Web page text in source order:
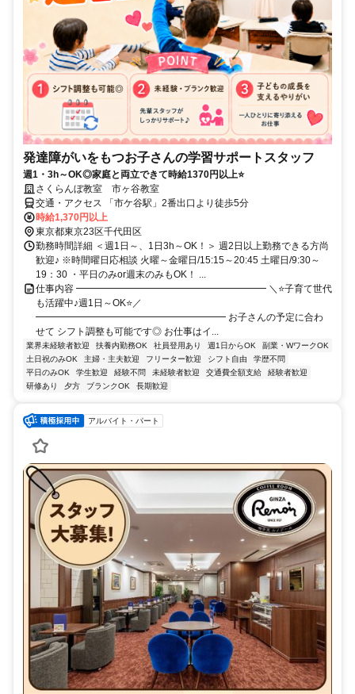
発達障がいをもつお子さんの学習サポートスタッフ
週1・3h～OK◎家庭と両立できて時給1370円以上⭐
さくらんぼ教室 市ヶ谷教室
交通・アクセス 「市ケ谷駅」2番出口より徒歩5分
時給1,370円以上
東京都東京23区千代田区
勤務時間詳細 ＜週1日～、1日3h～OK！＞ 週2日以上勤務できる方尚
歓迎♪ ※時間曜日応相談 火曜～金曜日/15:15～20:45 土曜日/9:30～
19：30 ・平日のみor週末のみもOK！ ...
仕事内容 ━━━━━━━━━━━━━━━━━━━━ ＼⭐子育て世代
も活躍中♪週1日～OK⭐／
━━━━━━━━━━━━━━━━━━━━ お子さんの予定に合わ
せて シフト調整も可能です◎ お仕事はイ...
業界未経験者歓迎 扶養内勤務OK 社員登用あり 週1日からOK
副業・WワークOK
土日祝のみOK
主婦・主夫歓迎 フリーター歓迎 シフト自由
学歴不問
平日のみOK
学生歓迎 経験不問 未経験者歓迎 交通費全額支給
経験者歓迎
研修あり
夕方 ブランクOK 長期歓迎
アルバイト・パート